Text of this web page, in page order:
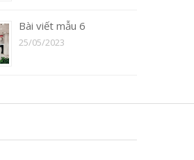
Bài viết mẫu 6
25/05/2023